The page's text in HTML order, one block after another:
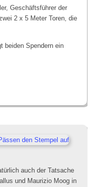
Geschäftsführer der
2 x 5 Meter Toren, die
beiden Spendern ein
auch der Tatsache
und Maurizio Moog in